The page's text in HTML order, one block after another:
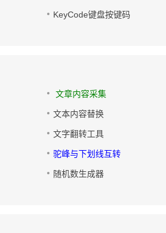
KeyCode键盘按键码
文章内容采集
文本内容替换
文字翻转工具
驼峰与下划线互转
随机数生成器